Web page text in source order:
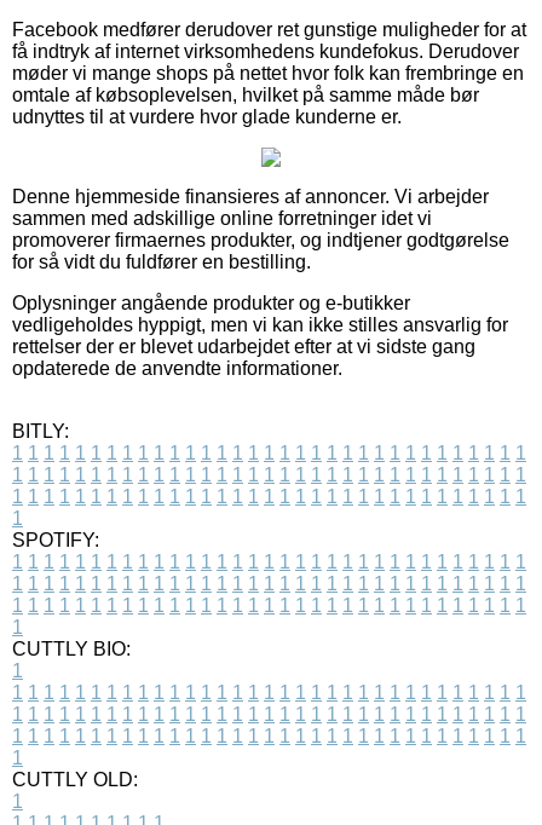
Facebook medfører derudover ret gunstige muligheder for at
få indtryk af internet virksomhedens kundefokus. Derudover
møder vi mange shops på nettet hvor folk kan frembringe en
omtale af købsoplevelsen, hvilket på samme måde bør
udnyttes til at vurdere hvor glade kunderne er.
Denne hjemmeside finansieres af annoncer. Vi arbejder
sammen med adskillige online forretninger idet vi
promoverer firmaernes produkter, og indtjener godtgørelse
for så vidt du fuldfører en bestilling.
Oplysninger angående produkter og e-butikker
vedligeholdes hyppigt, men vi kan ikke stilles ansvarlig for
rettelser der er blevet udarbejdet efter at vi sidste gang
opdaterede de anvendte informationer.
BITLY:
1 1 1 1 1 1 1 1 1 1 1 1 1 1 1 1 1 1 1 1 1 1 1 1 1 1 1 1 1 1 1 1 1
1 1 1 1 1 1 1 1 1 1 1 1 1 1 1 1 1 1 1 1 1 1 1 1 1 1 1 1 1 1 1 1 1
1 1 1 1 1 1 1 1 1 1 1 1 1 1 1 1 1 1 1 1 1 1 1 1 1 1 1 1 1 1 1 1 1
1
SPOTIFY:
1 1 1 1 1 1 1 1 1 1 1 1 1 1 1 1 1 1 1 1 1 1 1 1 1 1 1 1 1 1 1 1 1
1 1 1 1 1 1 1 1 1 1 1 1 1 1 1 1 1 1 1 1 1 1 1 1 1 1 1 1 1 1 1 1 1
1 1 1 1 1 1 1 1 1 1 1 1 1 1 1 1 1 1 1 1 1 1 1 1 1 1 1 1 1 1 1 1 1
1
CUTTLY BIO:
1
1 1 1 1 1 1 1 1 1 1 1 1 1 1 1 1 1 1 1 1 1 1 1 1 1 1 1 1 1 1 1 1 1
1 1 1 1 1 1 1 1 1 1 1 1 1 1 1 1 1 1 1 1 1 1 1 1 1 1 1 1 1 1 1 1 1
1 1 1 1 1 1 1 1 1 1 1 1 1 1 1 1 1 1 1 1 1 1 1 1 1 1 1 1 1 1 1 1 1
1
CUTTLY OLD:
1